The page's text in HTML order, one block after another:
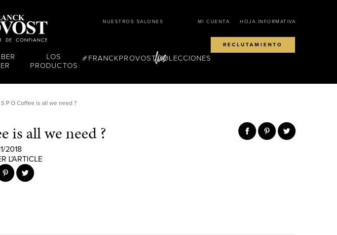
NUESTROS SALONES MI CUENTA HOJA INFORMATIVA
RECLUTAMIENTO
LOS
PRODUCTOS
FRANCKPROVOSTCOLECCIONES
S P O Coffee is all we need ?
is all we need ?
2018
L'ARTICLE